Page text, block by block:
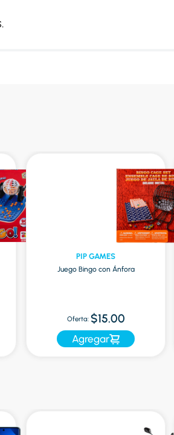
PIP GAMES
Juego Bingo con Ánfora
Oferta: $15.00
Agregar